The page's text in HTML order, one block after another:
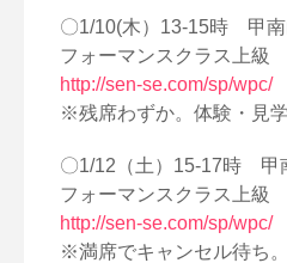
〇1/10(木）13-15時 甲
フォーマンスクラス上級
http://sen-se.com/sp/wpc/
※残席わずか。体験・見学
〇1/12（土）15-17時 甲
フォーマンスクラス上級
http://sen-se.com/sp/wpc/
※満席でキャンセル待ち